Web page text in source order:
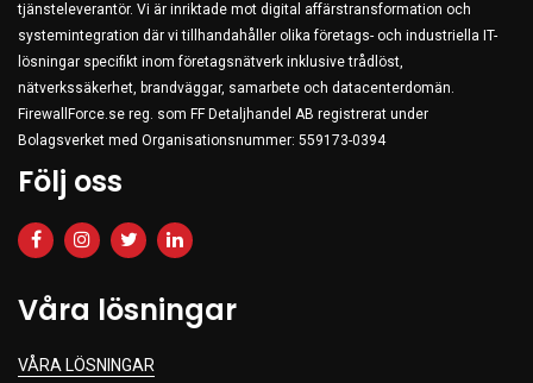
tjänsteleverantör. Vi är inriktade mot digital affärstransformation och
systemintegration där vi tillhandahåller olika företags- och industriella IT-
lösningar specifikt inom företagsnätverk inklusive trådlöst,
nätverkssäkerhet, brandväggar, samarbete och datacenterdomän.
FirewallForce.se reg. som FF Detaljhandel AB registrerat under
Bolagsverket med Organisationsnummer: 559173-0394
Följ oss
Våra lösningar
VÅRA LÖSNINGAR